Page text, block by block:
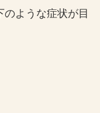
ような症状が目